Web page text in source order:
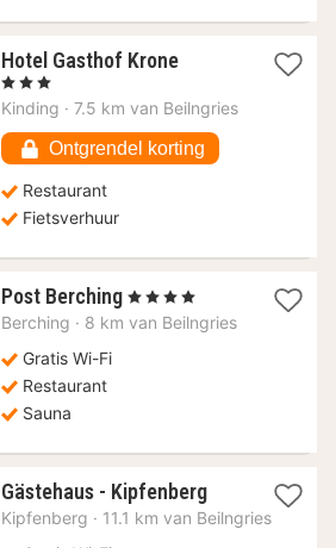
Hotel Gasthof Krone1
vanaf
162,62
€
, 3 Sterren
Kinding · 7.5 km van Beilngries
Ontgrendel korting
Restaurant
Fietsverhuur
Post Berching 1
nacht
, 4 Sterren
Berching · 8 km van Beilngries
Gratis Wi-Fi
Restaurant
Sauna
Gästehaus - Kipfenberg1
nacht
vanaf
Kipfenberg · 11.1 km van Beilngries